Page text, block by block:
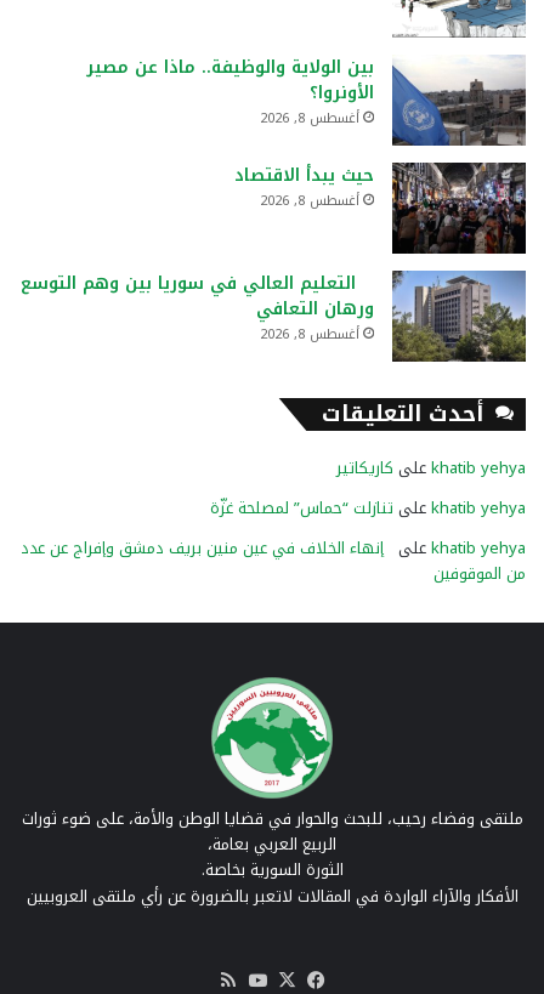
بين الولاية والوظيفة.. ماذا عن مصير
الأونروا؟
أغسطس 8, 2026
حيث يبدأ الاقتصاد
أغسطس 8, 2026
التعليم العالي في سوريا بين وهم التوسع
ورهان التعافي
أغسطس 8, 2026
أحدث التعليقات
khatib yehyaعلى كاريكاتير
khatib yehyaعلى تنازلت “حماس” لمصلحة غزّة
khatib yehyaعلى إنهاء الخلاف في عين منين بريف دمشق وإفراج عن عدد
من الموقوفين
ملتقى وفضاء رحيب، للبحث والحوار في قضايا الوطن والأمة، على ضوء ثورات
الربيع العربي بعامة،
الثورة السورية بخاصة.
الأفكار والآراء الواردة في المقالات لاتعبر بالضرورة عن رأي ملتقى العروبيين
فيسبوك
‫X
‫YouTube